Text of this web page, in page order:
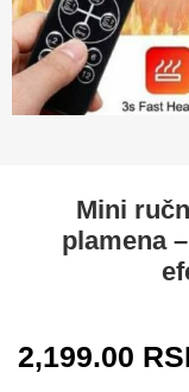
Mini
plamena
2,199.00